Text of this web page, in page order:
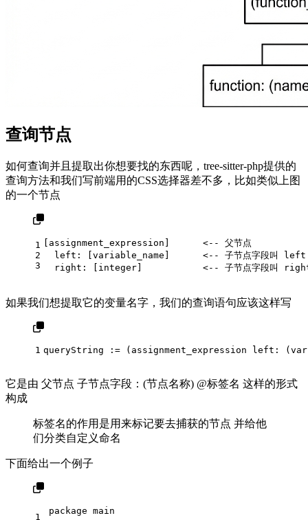
查询节点
如何查询并且提取出你想要找的东西呢，tree-sitter-php提供的
查询方法和我们写前端用的CSS选择器差不多，比如类似上图
的一个节点
1
2
3
[assignment_expression]      <-- 父节点
left: [variable_name]      <-- 子节点字段叫
right: [integer]           <-- 子节点字段叫
如果我们想提取它的变量名字，我们的查询语句应该这样写
1 queryString := (assignment_expression left:
它是由 父节点 子节点字段：(节点名称) @标签名 这样的形式
构成
标签名的作用是用来标记要去捕获的节点 并给他
们分类自定义命名
下面给出一个例子
1
package main